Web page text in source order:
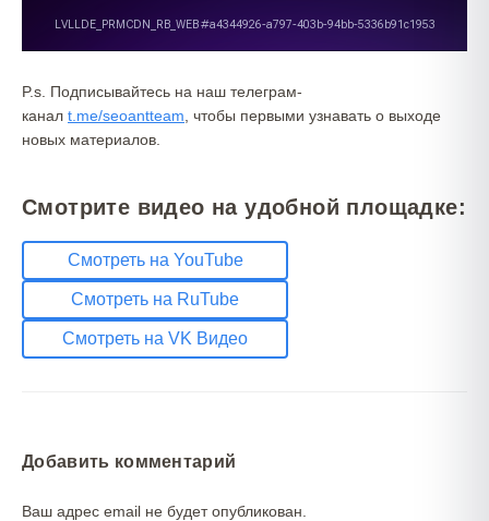
P.s. Подписывайтесь на наш телеграм-
канал t.me/seoantteam , чтобы первыми узнавать о выходе
новых материалов.
Смотрите видео на удобной площадке:
Смотреть на YouTube
Смотреть на RuTube
Смотреть на VK Видео
Добавить комментарий
Ваш адрес email не будет опубликован.